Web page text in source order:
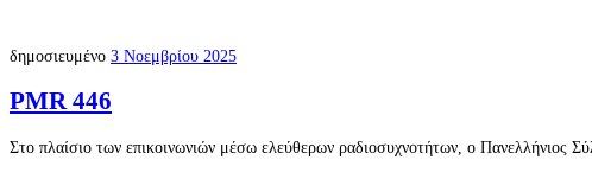
δημοσιευμένο 3 Νοεμβρίου 2025
PMR 446
Στο πλαίσιο των επικοινωνιών μέσω ελεύθερων ραδιοσυχνοτήτων, ο Πανελλήνιος